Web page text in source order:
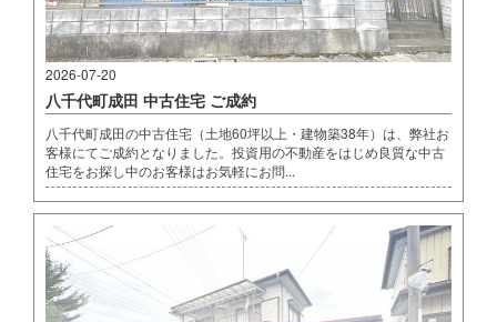
2026-07-20
八千代町成田 中古住宅 ご成約
八千代町成田の中古住宅（土地60坪以上・建物築38年）は、弊社お
客様にてご成約となりました。投資用の不動産をはじめ良質な中古
住宅をお探し中のお客様はお気軽にお問...